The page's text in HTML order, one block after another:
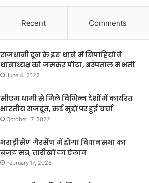
Recent Comments
राजधानी दून के इस थाने में सिपाहियों ने
थानाध्यक्ष को जमकर पीटा, अस्पताल में भर्ती
June 4, 2022
सीएम धामी से मिले विभिन्न देशों में कार्यरत
भारतीय राजदूत, कई मुद्दों पर हुई चर्चा
October 17, 2022
भराड़ीसैंण गैरसैंण में होगा विधानसभा का
बजट सत्र, तारीखों का ऐलान
February 17, 2026